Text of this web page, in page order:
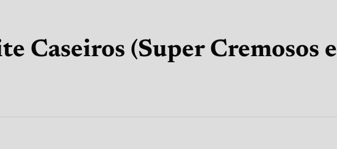
Caseiros (Super Cremosos e